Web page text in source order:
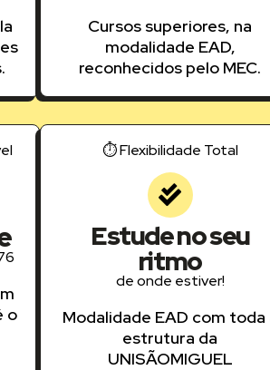
Cursos superiores, na
modalidade EAD,
reconhecidos pelo MEC.
o
⏱️ Flexibilidade Total
Estude no seu
ritmo
de onde estiver!
Modalidade EAD com toda
estrutura da
UNISÃOMIGUEL